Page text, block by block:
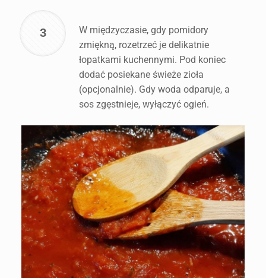
3
W międzyczasie, gdy pomidory
zmiękną, rozetrzeć je delikatnie
łopatkami kuchennymi. Pod koniec
dodać posiekane świeże zioła
(opcjonalnie). Gdy woda odparuje, a
sos zgęstnieje, wyłączyć ogień.